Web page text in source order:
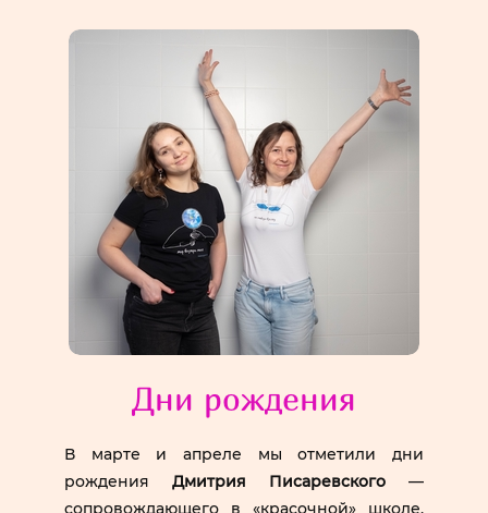
Дни рождения
В марте и апреле мы отметили дни
рождения Дмитрия Писаревского —
сопровождающего в «красочной» школе,